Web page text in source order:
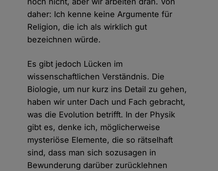
daher: Ich kenne keine Argumente für
Religion, die ich als wirklich gut
bezeichnen würde.
Es gibt jedoch Lücken im
wissenschaftlichen Verständnis. Die
Biologie, um nur kurz ins Detail zu gehen,
haben wir unter Dach und Fach gebracht,
was die Evolution betrifft. In der Physik
gibt es, denke ich, möglicherweise
mysteriöse Elemente, die so rätselhaft
sind, dass man sich sozusagen in
Bewunderung darüber zurücklehnen